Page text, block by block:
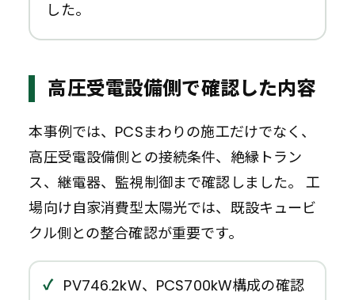
した。
高圧受電設備側で確認した内容
本事例では、PCSまわりの施工だけでなく、
高圧受電設備側との接続条件、絶縁トラン
ス、継電器、監視制御まで確認しました。 工
場向け自家消費型太陽光では、既設キュービ
クル側との整合確認が重要です。
PV746.2kW、PCS700kW構成の確認